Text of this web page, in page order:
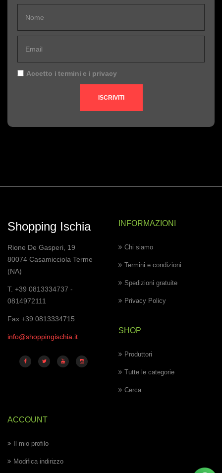
Accetto i termini e i privacy
ISCRIVITI
Shopping Ischia
Rione De Gasperi, 19
80074 Casamicciola Terme
(NA)
T. +39 0813334737 -
0814972111
Fax +39 0813334715
info@shoppingischia.it
INFORMAZIONI
Chi siamo
Termini e condizioni
Spedizioni gratuite
Privacy Policy
SHOP
Produttori
Tutte le categorie
Cerca
ACCOUNT
Il mio profilo
Modifica indirizzo